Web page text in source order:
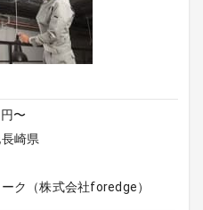
〜
崎県
ク（株式会社foredge）